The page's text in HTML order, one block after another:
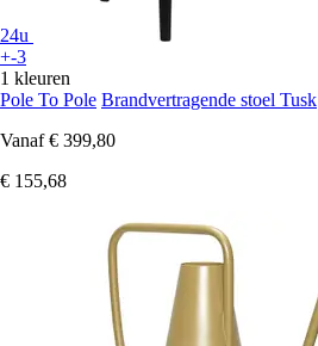
24u
+-3
1 kleuren
Pole To Pole Brandvertragende stoel Tusk
Vanaf € 399,80
€ 155,68